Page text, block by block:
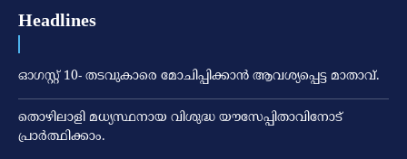
Headlines
ഓഗസ്റ്റ് 10- തടവുകാരെ മോചിപ്പിക്കാന്‍ ആവശ്യപ്പെട്ട മാതാവ്.
തൊഴിലാളി മധ്യസ്ഥനായ വിശുദ്ധ യൗസേപ്പിതാവിനോട്
പ്രാര്‍ത്ഥിക്കാം.